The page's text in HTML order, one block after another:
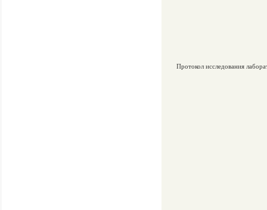
Протокол исследования